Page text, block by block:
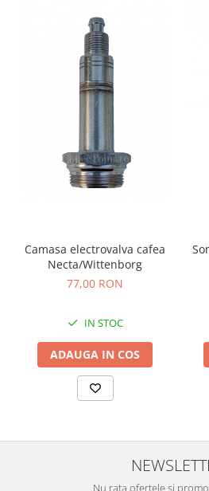
Camasa electrovalva cafea
Necta/Wittenborg
77,00 RON
IN STOC
ADAUGA IN COS
Nu rata ofertele si